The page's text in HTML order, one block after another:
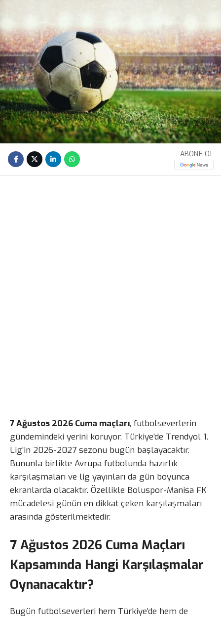
ABONE OL
7 Ağustos 2026 Cuma maçları, futbolseverlerin
gündemindeki yerini koruyor. Türkiye’de Trendyol 1.
Lig’in 2026-2027 sezonu bugün başlayacaktır.
Bununla birlikte Avrupa futbolunda hazırlık
karşılaşmaları ve lig yayınları da gün boyunca
ekranlarda olacaktır. Özellikle Boluspor-Manisa FK
mücadelesi günün en dikkat çeken karşılaşmaları
arasında gösterilmektedir.
7 Ağustos 2026 Cuma Maçları
Kapsamında Hangi Karşılaşmalar
Oynanacaktır?
Bugün futbolseverleri hem Türkiye’de hem de